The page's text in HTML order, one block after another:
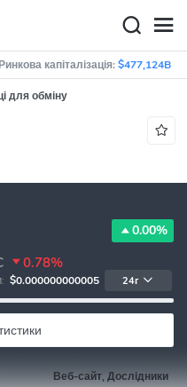
капіталізація:$477,124B
для обміну
0.00%
0.78%
$0.000000000005 24г
Веб-сайт, Дослідники